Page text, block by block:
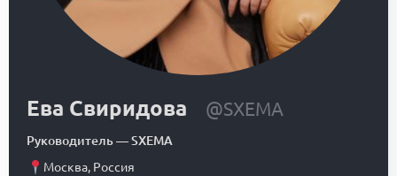
Ева Свиридова @SXEMA
Руководитель—SXEMA
Москва, Россия